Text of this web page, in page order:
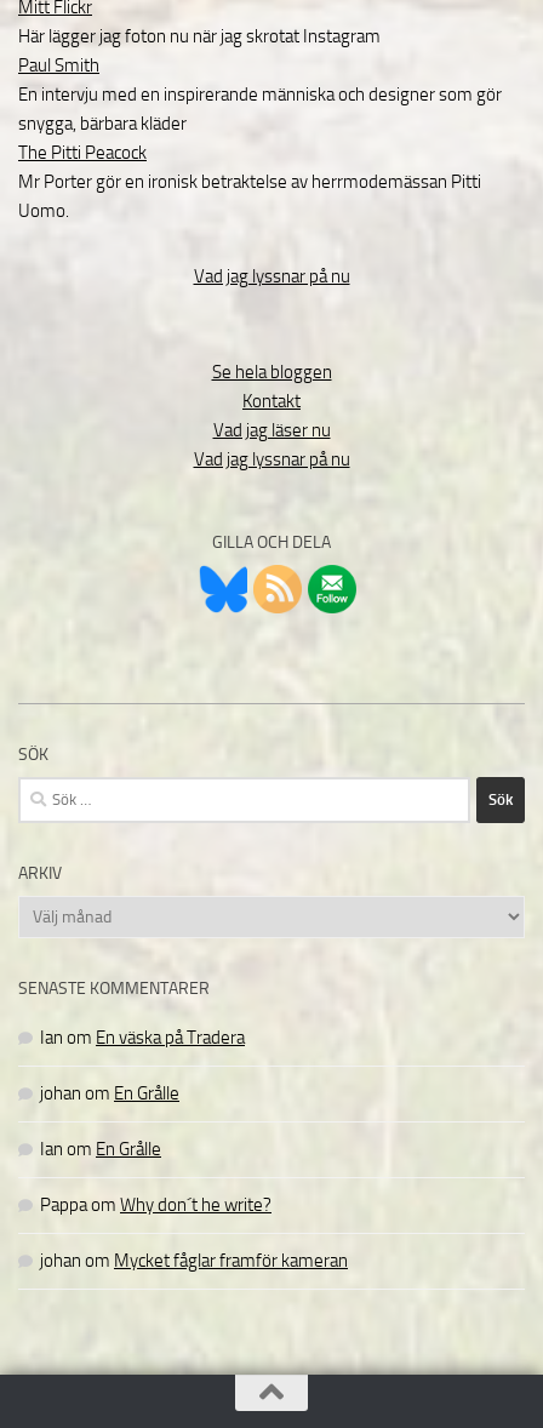
Mitt Flickr
Här lägger jag foton nu när jag skrotat Instagram
Paul Smith
En intervju med en inspirerande människa och designer som gör
snygga, bärbara kläder
The Pitti Peacock
Mr Porter gör en ironisk betraktelse av herrmodemässan Pitti
Uomo.
Vad jag lyssnar på nu
Se hela bloggen
Kontakt
Vad jag läser nu
Vad jag lyssnar på nu
GILLA OCH DELA
SÖK
Sök
efter:
ARKIV
Arkiv
SENASTE KOMMENTARER
Ian om En väska på Tradera
johan om En Grålle
Ian om En Grålle
Pappaom Why don´t he write?
johan om Mycket fåglar framför kameran